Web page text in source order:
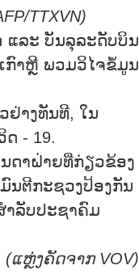
TTXVN)
ລະ ບັນລຸລະດັບບິນ
ກົາຫຼີ ພວມວິໄຈຂໍ້ມູນ
າງທັນທີ, ໃນ
- 19.
ດາຝ່າຍທີ່ກ່ຽວຂ້ອງ
ນຕີກະຊວງປ້ອງກັນ
າລັບປະຊາຄົມ
(ແຫຼ່ງຄັດຈາກ VOV)